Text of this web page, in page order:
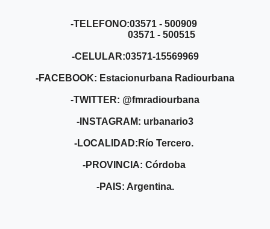
-TELEFONO:03571 - 500909
03571 - 500515
-CELULAR:03571-15569969
-FACEBOOK: Estacionurbana Radiourbana
-TWITTER: @fmradiourbana
-INSTAGRAM: urbanario3
-LOCALIDAD:Río Tercero.
-PROVINCIA: Córdoba
-PAIS: Argentina.